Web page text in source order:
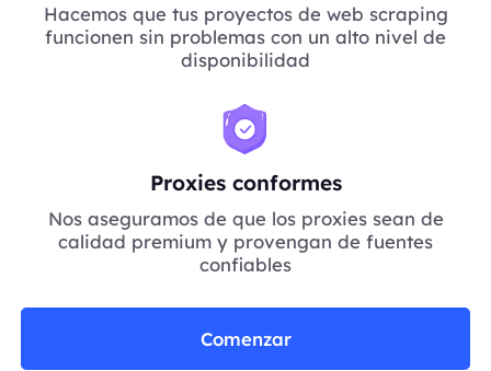
Hacemos que tus proyectos de web scraping
funcionen sin problemas con un alto nivel de
disponibilidad
Proxies conformes
Nos aseguramos de que los proxies sean de
calidad premium y provengan de fuentes
confiables
Comenzar